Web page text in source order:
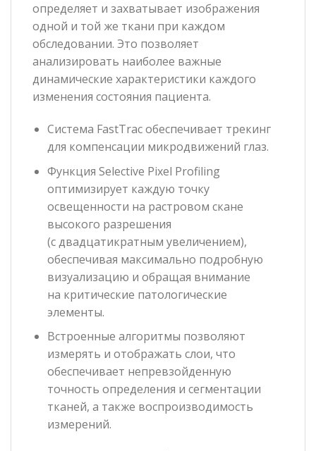
определяет и захватывает изображения
одной и той же ткани при каждом
обследовании. Это позволяет
анализировать наиболее важные
динамические характеристики каждого
изменения состояния пациента.
Система FastTrac обеспечивает трекинг
для компенсации микродвижений глаз.
Функция Selective Pixel Profiling
оптимизирует каждую точку
освещенности на растровом скане
высокого разрешения
(с двадцатикратным увеличением),
обеспечивая максимально подробную
визуализацию и обращая внимание
на критические патологические
элементы.
Встроенные алгоритмы позволяют
измерять и отображать слои, что
обеспечивает непревзойденную
точность определения и сегментации
тканей, а также воспроизводимость
измерений.